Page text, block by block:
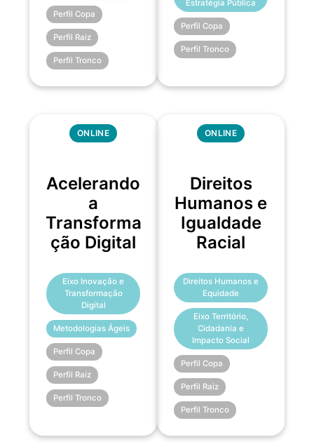
Perfil Copa
Perfil Raiz
Perfil Tronco
Estratégia Pública
Perfil Copa
Perfil Tronco
ONLINE
Acelerando
a
Transforma
ção Digital
Eixo Inovação e
Transformação
Digital
Metodologias Ágeis
Perfil Copa
Perfil Raiz
Perfil Tronco
ONLINE
Direitos
Humanos e
Igualdade
Racial
Direitos Humanos e
Equidade
Eixo Território,
Cidadania e
Impacto Social
Perfil Copa
Perfil Raiz
Perfil Tronco